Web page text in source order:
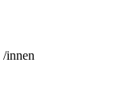
/innen